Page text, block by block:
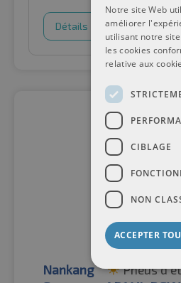
Détails Panier d'achat
Nankang Pneus
Notre site Web
améliorer
utilisant notre
les cookies
relative aux
CIBLAGE
NON
ACCEPTER